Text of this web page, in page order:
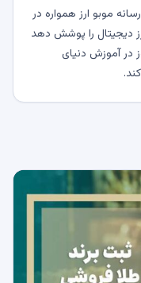
موبو ارز همواره در
دیجیتال را پوشش دهد
در آموزش دنیای